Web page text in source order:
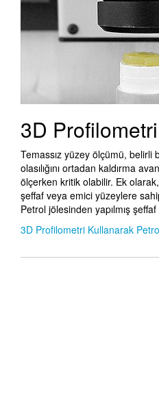
3D
Temassız yüzey ölçümü,
olasılığını ortadan kaldırma
ölçerken kritik olabilir. Ek
şeffaf veya emici yüzeylere
Petrol jölesinden yapılmış
3D Profilometri Kullanarak